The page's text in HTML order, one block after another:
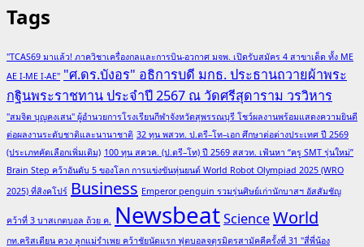
Tags
"TCAS69 มาแล้ว! ภาควิชาเครื่องกลและการบิน-อวกาศ มจพ. เปิดรับสมัคร 4 สาขาเด็ด ทั้ง ME
AE I-ME I-AE" "ศ.ดร.บังอร" อธิการบดี มกธ. ประธานถวายผ้าพระ
กฐินพระราชทาน ประจำปี 2567 ณ วัดศรีสุดาราม วรวิหาร
"สมจิต บุญคงเสน" ผู้อำนวยการโรงเรียนกีฬาจังหวัดสุพรรณบุรี โชว์ผลงานพร้อมแสดงความยินดี
ต่อผลงานระดับชาติและนานาชาติ 32 ทุน พสวท. ป.ตรี–โท–เอก ศึกษาต่อต่างประเทศ ปี 2569
(ประเภทคัดเลือกเพิ่มเติม) 100 ทุน สควค. (ป.ตรี–โท) ปี 2569 สสวท. เฟ้นหา “ครู SMT รุ่นใหม่”
Brain Step คว้าอันดับ 5 ของโลก การแข่งขันหุ่นยนต์ World Robot Olympiad 2025 (WRO
2025) ที่สิงคโปร์ Business Emperor penguin รวมรุ่นศิษย์เก่านักบาสฯ อัสสัมชัญ
คว้าที่ 3 บาสเกตบอล ถ้วย ค. NewsbeatScienceWorld
กท.คริสเตียน ควง ลูกแม่รำเพย คว้าชัยนัดแรก ฟุตบอลจตุรมิตรสามัคคีครั้งที่ 31 "สี่พี่น้อง